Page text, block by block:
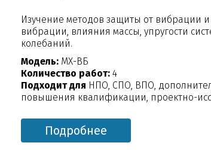
Изучение методов защиты от вибрации
вибрации, влияния массы, упругости
колебаний.
Модель: МХ-ВБ
Количество работ: 4
Подходит для НПО, СПО, ВПО,
повышения квалификации, проектно-
Подробнее